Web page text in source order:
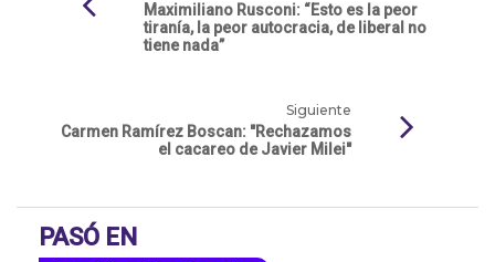
Maximiliano Rusconi: “Esto es la peor
tiranía, la peor autocracia, de liberal no
tiene nada”
Siguiente
Carmen Ramírez Boscan: "Rechazamos
el cacareo de Javier Milei"
PASÓ EN